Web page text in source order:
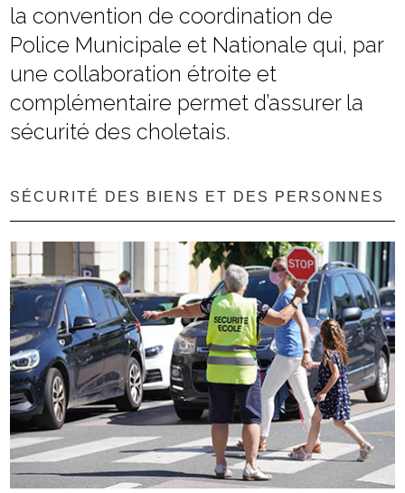
la convention de coordination de
Police Municipale et Nationale qui, par
une collaboration étroite et
complémentaire permet d’assurer la
sécurité des choletais.
SÉCURITÉ DES BIENS ET DES PERSONNES